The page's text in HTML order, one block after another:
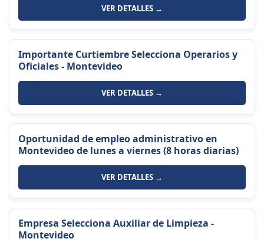
VER DETALLES →
Importante Curtiembre Selecciona Operarios y
Oficiales - Montevideo
VER DETALLES →
Oportunidad de empleo administrativo en
Montevideo de lunes a viernes (8 horas diarias)
VER DETALLES →
Empresa Selecciona Auxiliar de Limpieza -
Montevideo